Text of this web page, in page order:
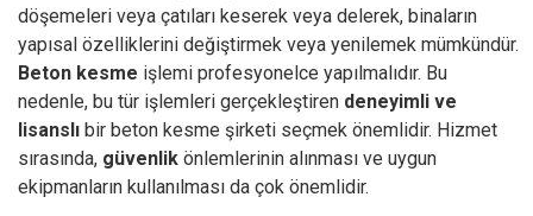
döşemeleri veya çatıları keserek veya delerek, binaların
yapısal özelliklerini değiştirmek veya yenilemek mümkündür.
Beton kesme işlemi profesyonelce yapılmalıdır. Bu
nedenle, bu tür işlemleri gerçekleştiren deneyimli ve
lisanslı bir beton kesme şirketi seçmek önemlidir. Hizmet
sırasında, güvenlik önlemlerinin alınması ve uygun
ekipmanların kullanılması da çok önemlidir.